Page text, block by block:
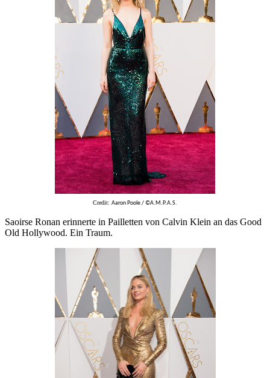
Credit: Aaron Poole / ©A.M.P.A.S.
Saoirse Ronan erinnerte in Pailletten von Calvin Klein an das Good
Old Hollywood. Ein Traum.